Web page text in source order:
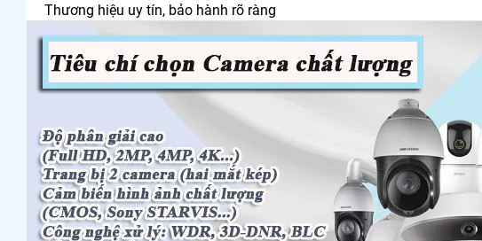
Thương hiệu uy tín, bảo hành rõ ràng